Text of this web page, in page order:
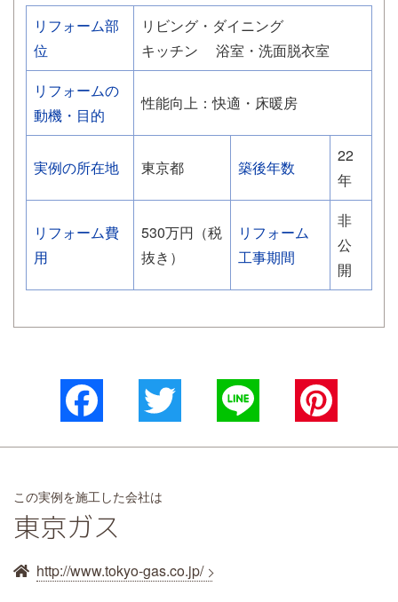
リフォーム部
位
リビング・ダイニング
キッチン
浴室・洗面脱衣室
リフォームの
動機・目的
性能向上：快適・床暖房
実例の所在地 東京都 築後年数
22
年
リフォーム費
用
530万円（税
抜き）
リフォーム
工事期間
非
公
開
Facebook
この実例を施工した会社は
東京ガス
http://www.tokyo-gas.co.jp/